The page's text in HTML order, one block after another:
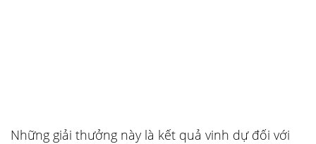
Những giải thưởng này là kết quả vinh dự đối với